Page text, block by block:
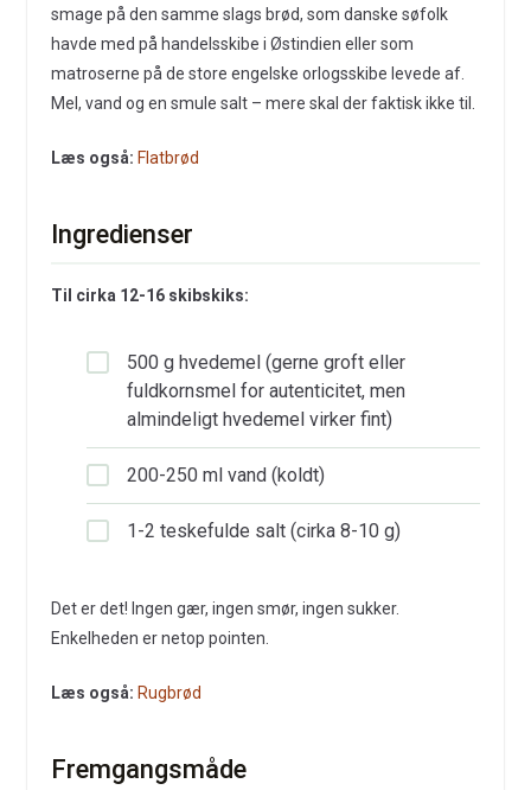
smage på den samme slags brød, som danske søfolk
havde med på handelsskibe i Østindien eller som
matroserne på de store engelske orlogsskibe levede af.
Mel, vand og en smule salt – mere skal der faktisk ikke til.
Læs også: Flatbrød
Ingredienser
Til cirka 12-16 skibskiks:
500 g hvedemel (gerne groft eller
fuldkornsmel for autenticitet, men
almindeligt hvedemel virker fint)
200-250 ml vand (koldt)
1-2 teskefulde salt (cirka 8-10 g)
Det er det! Ingen gær, ingen smør, ingen sukker.
Enkelheden er netop pointen.
Læs også: Rugbrød
Fremgangsmåde